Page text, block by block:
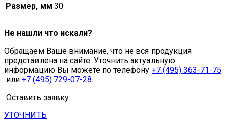
Размер, мм 30
Не нашли что искали?
Обращаем Ваше внимание, что не вся продукция
представлена на сайте. Уточнить актуальную
информацию Вы можете по телефону +7 (495) 363-71-75
или +7 (495) 729-07-28.
Оставить заявку:
УТОЧНИТЬ